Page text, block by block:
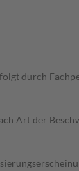
durch
Art der